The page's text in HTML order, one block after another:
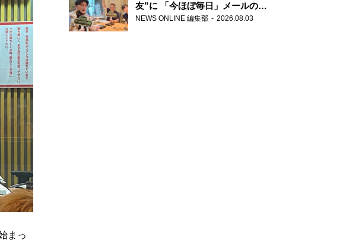
まっ
友”に 「今ほぼ毎日」メールのや
り取り明かす
NEWS ONLINE 編集部 2026.08.03